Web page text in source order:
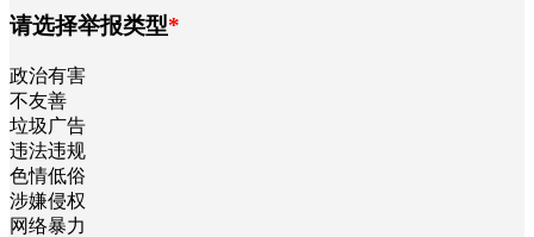
请选择举报类型*
政治有害
不友善
垃圾广告
违法违规
色情低俗
涉嫌侵权
网络暴力